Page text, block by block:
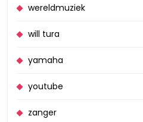
wereldmuziek
will tura
yamaha
youtube
zanger